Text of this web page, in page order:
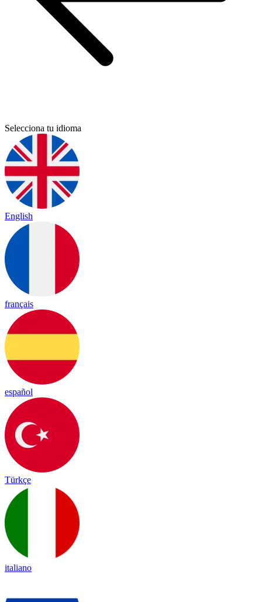
Selecciona tu idioma
English
français
español
Türkçe
italiano